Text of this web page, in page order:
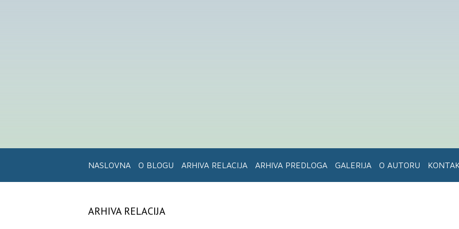
NASLOVNA O BLOGU ARHIVA RELACIJA ARHIVA PREDLOGA GALERIJA O AUTORU
ARHIVA RELACIJA